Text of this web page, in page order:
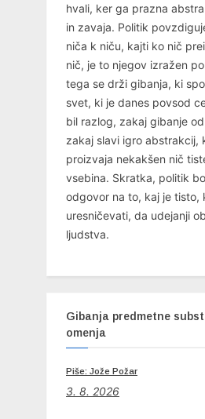
hvali, ker ga prazna
in zavaja. Politik
niča k niču, kajti ko nič
nič, je to njegov izražen
tega se drži gibanja, ki
svet, ki je danes povsod
bil razlog, zakaj gibanje
zakaj slavi igro abstrakcij,
proizvaja nekakšen nič
vsebina. Skratka, politik
odgovor na to, kaj je tisto,
uresničevati, da udejanji
ljudstva.
Gibanja predmetne
omenja
Piše: Jože Požar
3. 8. 2026